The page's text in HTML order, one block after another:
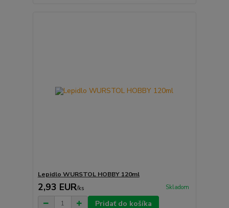
Lepidlo WURSTOL HOBBY 120ml
2,93 EUR/ks Skladom
Pridať do košíka